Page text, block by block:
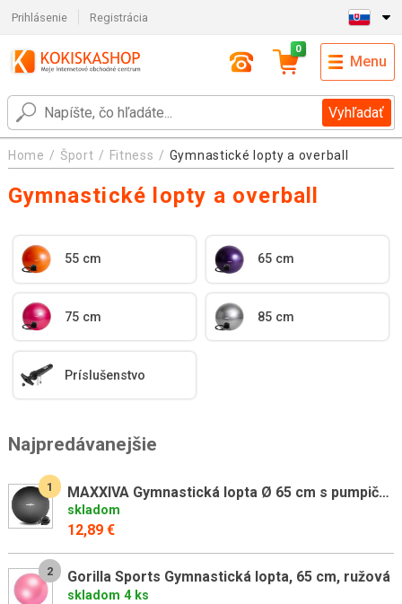
Prihlásenie Registrácia
Vyhľadať
0
Menu
Home Šport Fitness Gymnastické lopty a overball
Gymnastické lopty a overball
55 cm 65 cm
75 cm 85 cm
Príslušenstvo
Najpredávanejšie
1 MAXXIVA Gymnastická lopta Ø 65 cm s pumpičkou, čierna
skladom
12,89 €
2 Gorilla Sports Gymnastická lopta, 65 cm, ružová
skladom 4 ks